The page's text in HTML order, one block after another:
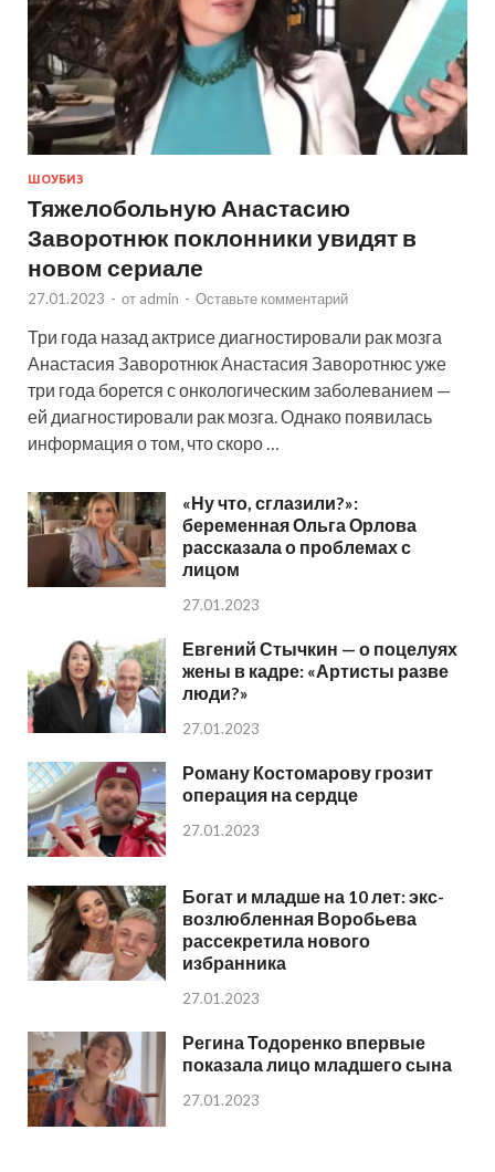
ШОУБИЗ
Тяжелобольную Анастасию
Заворотнюк поклонники увидят в
новом сериале
27.01.2023 - от admin - Оставьте комментарий
Три года назад актрисе диагностировали рак мозга
Анастасия Заворотнюк Анастасия Заворотнюс уже
три года борется с онкологическим заболеванием —
ей диагностировали рак мозга. Однако появилась
информация о том, что скоро …
«Ну что, сглазили?»:
беременная Ольга Орлова
рассказала о проблемах с
лицом
27.01.2023
Евгений Стычкин — о поцелуях
жены в кадре: «Артисты разве
люди?»
27.01.2023
Роману Костомарову грозит
операция на сердце
27.01.2023
Богат и младше на 10 лет: экс-
возлюбленная Воробьева
рассекретила нового
избранника
27.01.2023
Регина Тодоренко впервые
показала лицо младшего сына
27.01.2023